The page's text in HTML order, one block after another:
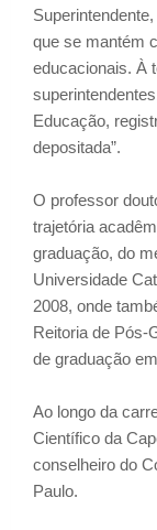
que se mantém
educacionais. À
Educação,
depositada”.
O professor
trajetória
graduação, do
Universidade
2008, onde
Reitoria de Pós-
de graduação
Ao longo da
Científico da
conselheiro do
Paulo.